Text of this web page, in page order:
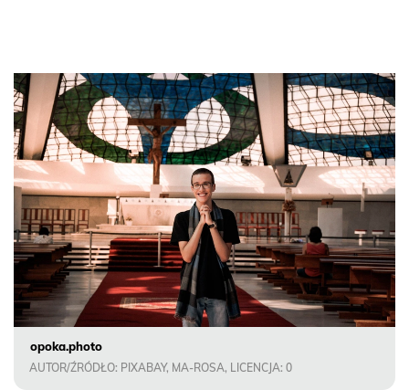
opoka.photo
AUTOR/ŹRÓDŁO: PIXABAY, MA-ROSA, LICENCJA: 0